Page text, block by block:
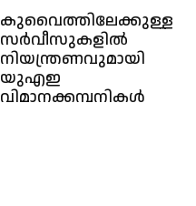
കുവൈത്തിലേക്കുള്ള
സർവീസുകളിൽ
നിയന്ത്രണവുമായി
യുഎഇ
വിമാനക്കമ്പനികൾ